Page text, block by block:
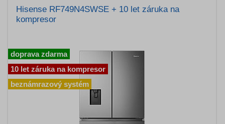
Hisense RF749N4SWSE + 10 let záruka na
kompresor
doprava zdarma
10 let záruka na kompresor
beznámrazový systém